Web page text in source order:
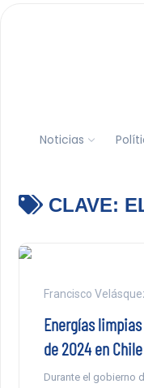
Noticias
CLAVE:
Francisco
Energías
de 2024 en Chile
Durante el gobierno